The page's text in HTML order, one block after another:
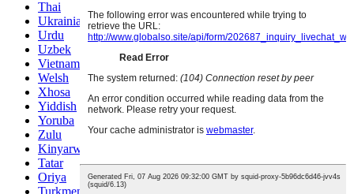
Thai
Ukrainian
Urdu
Uzbek
Vietnamese
Welsh
Xhosa
Yiddish
Yoruba
Zulu
Kinyarwanda
Tatar
Oriya